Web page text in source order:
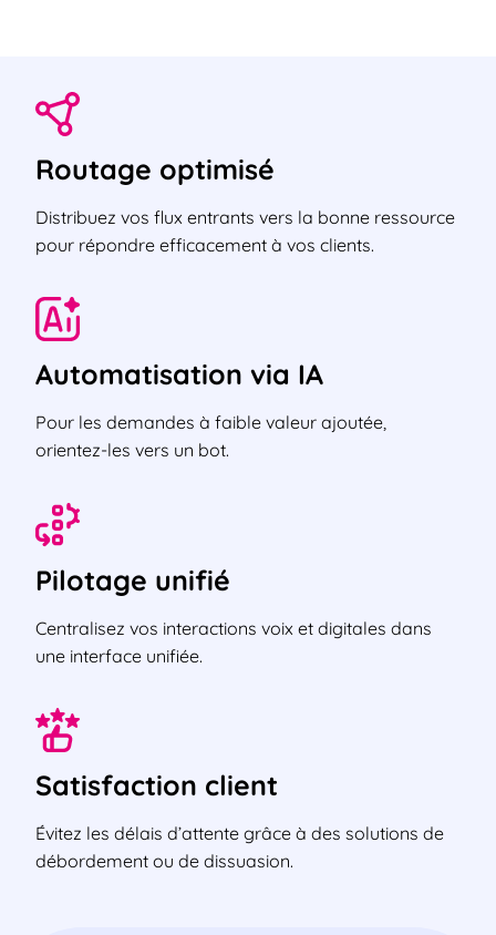
Routage optimisé
Distribuez vos flux entrants vers la bonne ressource
pour répondre efficacement à vos clients.
Automatisation via IA
Pour les demandes à faible valeur ajoutée,
orientez-les vers un bot.
Pilotage unifié
Centralisez vos interactions voix et digitales dans
une interface unifiée.
Satisfaction client
Évitez les délais d’attente grâce à des solutions de
débordement ou de dissuasion.